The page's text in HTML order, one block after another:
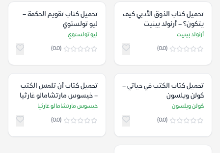
تحميل كتاب الذوق الأدبي كيف
يتكون؟ – أرنولد بينيت
أرنولد بينيت
(0.0)
تحميل كتاب تقويم الحكمة –
ليو تولستوي
ليو تولستوي
(0.0)
تحميل كتاب الكتب في حياتي –
كولن ويلسون
كولن ويلسون
(0.0)
تحميل كتاب أن تلمس الكتب
– خيسوس مارتشامالو غارثيا
خيسوس مارتشامالو غارثيا
(0.0)